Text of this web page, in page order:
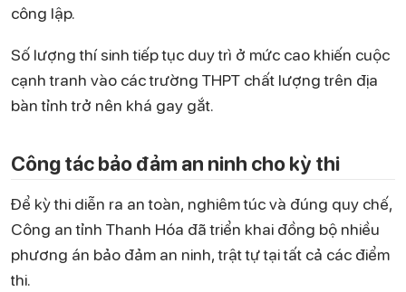
công lập.
Số lượng thí sinh tiếp tục duy trì ở mức cao khiến cuộc
cạnh tranh vào các trường THPT chất lượng trên địa
bàn tỉnh trở nên khá gay gắt.
Công tác bảo đảm an ninh cho kỳ thi
Để kỳ thi diễn ra an toàn, nghiêm túc và đúng quy chế,
Công an tỉnh Thanh Hóa đã triển khai đồng bộ nhiều
phương án bảo đảm an ninh, trật tự tại tất cả các điểm
thi.